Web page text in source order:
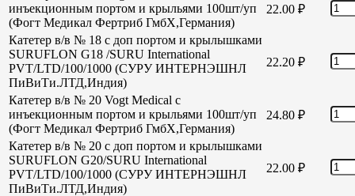
инъекционным портом и крыльями 100шт/уп
(Фогт Медикал Фертриб ГмбХ,Германия)
22.00 ₽
Катетер в/в № 18 с доп портом и крылышками
SURUFLON G18 /SURU International
PVT/LTD/100/1000 (СУРУ ИНТЕРНЭШНЛ
ПиВиТи.ЛТД,Индия)
22.20 ₽
Катетер в/в № 20 Vogt Medical с
инъекционным портом и крыльями 100шт/уп
(Фогт Медикал Фертриб ГмбХ,Германия)
24.80 ₽
Катетер в/в № 20 с доп портом и крылышками
SURUFLON G20/SURU International
PVT/LTD/100/1000 (СУРУ ИНТЕРНЭШНЛ
ПиВиТи.ЛТД,Индия)
22.00 ₽